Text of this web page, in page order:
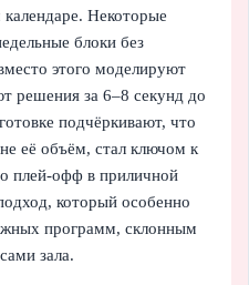
Некоторые
блоки без
этого моделируют
решения за 6–8 секунд до
подчёркивают, что
её объём, стал ключом к
плей-офф в приличной
который особенно
программ, склонным
зала.